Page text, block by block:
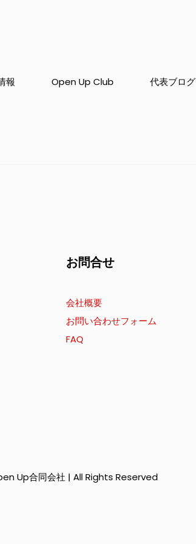
報 Open Up Club 代表ブログ
お問合せ
会社概要
お問い合わせフォーム
FAQ
Up合同会社 | All Rights Reserved